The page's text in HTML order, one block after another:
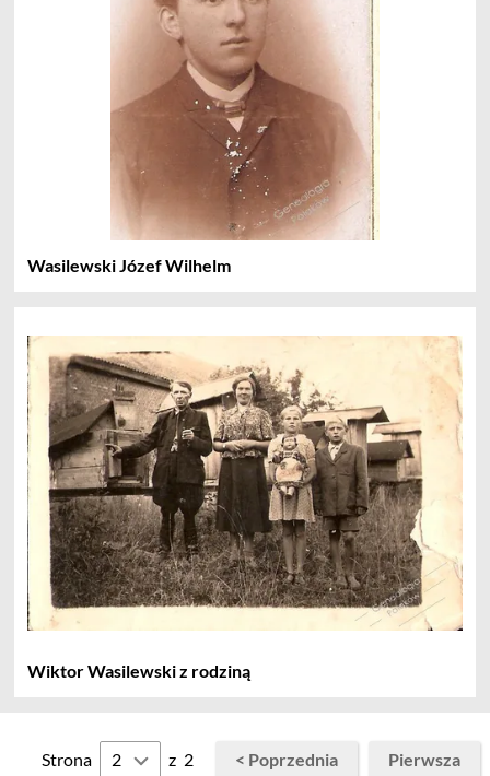
Wasilewski Józef Wilhelm
Wiktor Wasilewski z rodziną
Strona z 2 < Poprzednia Pierwsza